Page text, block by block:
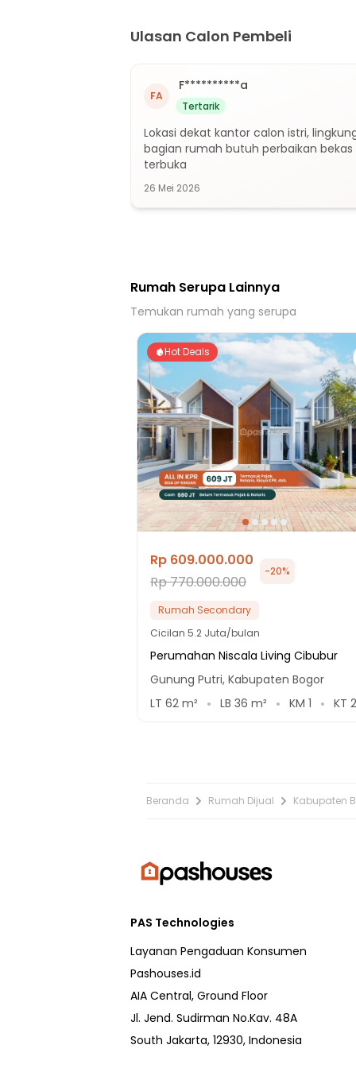
33 Menit ke Puskesmas Bojong
8 Menit ke Terminal Cileungsi
Ulasan Calon Pembeli
FA
F**********a
Tertarik
Lokasi dekat kantor calon istri,
bagian rumah butuh perbaikan
terbuka
26 Mei 2026
Rumah Serupa Lainnya
Temukan rumah yang serupa
Hot Deals
Rp 609.000.000
Rp 770.000.000
-20%
Rumah Secondary
Cicilan 5.2 Juta/bulan
Perumahan Niscala Living Cibubur
Gunung Putri, Kabupaten Bogor
LT 62 m² LB 36 m² KM 1 KT 2
Beranda Rumah Dijual Kabupaten
PAS Technologies
Layanan Pengaduan Konsumen
Pashouses.id
AIA Central, Ground Floor
Jl. Jend. Sudirman No.Kav. 48A
South Jakarta, 12930, Indonesia